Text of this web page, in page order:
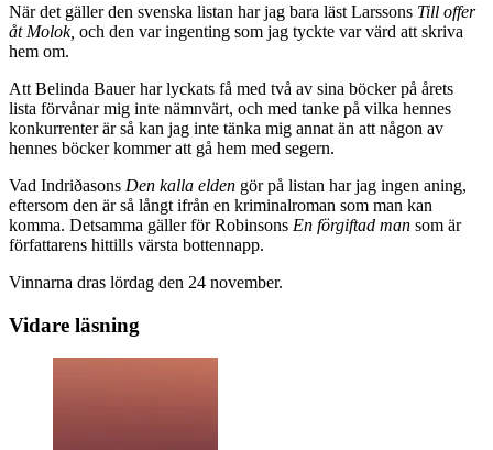
När det gäller den svenska listan har jag bara läst Larssons Till offer
åt Molok, och den var ingenting som jag tyckte var värd att skriva
hem om.
Att Belinda Bauer har lyckats få med två av sina böcker på årets
lista förvånar mig inte nämnvärt, och med tanke på vilka hennes
konkurrenter är så kan jag inte tänka mig annat än att någon av
hennes böcker kommer att gå hem med segern.
Vad Indriðasons Den kalla elden gör på listan har jag ingen aning,
eftersom den är så långt ifrån en kriminalroman som man kan
komma. Detsamma gäller för Robinsons En förgiftad man som är
författarens hittills värsta bottennapp.
Vinnarna dras lördag den 24 november.
Vidare läsning